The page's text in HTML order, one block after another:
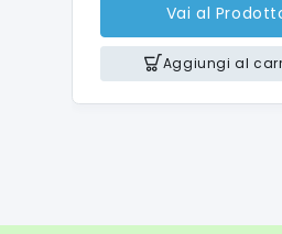
Vai al
Aggiungi al